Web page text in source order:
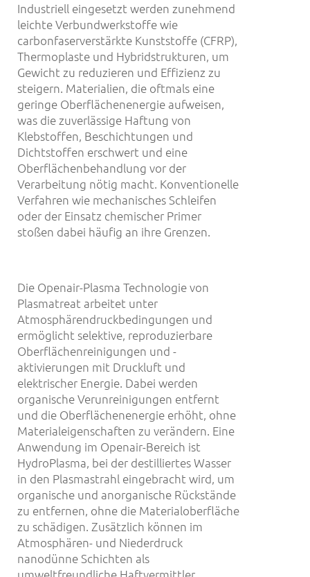
Industriell eingesetzt werden zunehmend
leichte Verbundwerkstoffe wie
carbonfaserverstärkte Kunststoffe (CFRP),
Thermoplaste und Hybridstrukturen, um
Gewicht zu reduzieren und Effizienz zu
steigern. Materialien, die oftmals eine
geringe Oberflächenenergie aufweisen,
was die zuverlässige Haftung von
Klebstoffen, Beschichtungen und
Dichtstoffen erschwert und eine
Oberflächenbehandlung vor der
Verarbeitung nötig macht. Konventionelle
Verfahren wie mechanisches Schleifen
oder der Einsatz chemischer Primer
stoßen dabei häufig an ihre Grenzen.
Die Openair-Plasma Technologie von
Plasmatreat arbeitet unter
Atmosphärendruckbedingungen und
ermöglicht selektive, reproduzierbare
Oberflächenreinigungen und -
aktivierungen mit Druckluft und
elektrischer Energie. Dabei werden
organische Verunreinigungen entfernt
und die Oberflächenenergie erhöht, ohne
Materialeigenschaften zu verändern. Eine
Anwendung im Openair-Bereich ist
HydroPlasma, bei der destilliertes Wasser
in den Plasmastrahl eingebracht wird, um
organische und anorganische Rückstände
zu entfernen, ohne die Materialoberfläche
zu schädigen. Zusätzlich können im
Atmosphären- und Niederdruck
nanodünne Schichten als